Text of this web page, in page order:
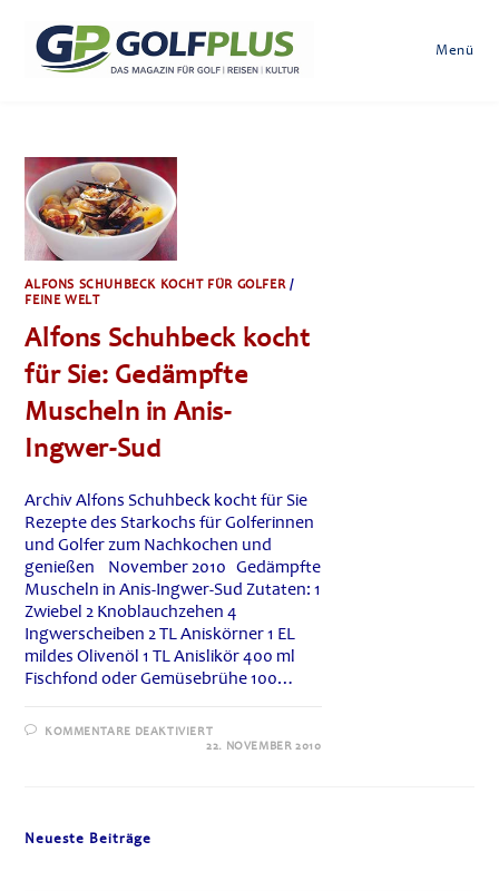
springen
Menü
ALFONS SCHUHBECK KOCHT FÜR GOLFER/
FEINE WELT
Alfons Schuhbeck kocht
für Sie: Gedämpfte
Muscheln in Anis-
Ingwer-Sud
Archiv Alfons Schuhbeck kocht für Sie
Rezepte des Starkochs für Golferinnen
und Golfer zum Nachkochen und
genießen November 2010 Gedämpfte
Muscheln in Anis-Ingwer-Sud Zutaten: 1
Zwiebel 2 Knoblauchzehen 4
Ingwerscheiben 2 TL Aniskörner 1 EL
mildes Olivenöl 1 TL Anislikör 400 ml
Fischfond oder Gemüsebrühe 100…
KOMMENTARE DEAKTIVIERTFÜR
ALFONS
22. NOVEMBER 2010
Neueste Beiträge